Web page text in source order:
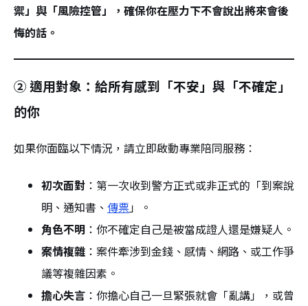
禦」與「風險控管」，確保你在壓力下不會說出將來會後
悔的話。
② 適用對象：給所有感到「不安」與「不確定」
的你
如果你面臨以下情況，請立即啟動專業陪同服務：
初次面對 ：第一次收到警方正式或非正式的「到案說
明、通知書、 傳票」。
角色不明 ：你不確定自己是被當成證人還是嫌疑人。
案情複雜 ：案件牽涉到金錢、感情、網路、或工作爭
議等複雜因素。
擔心失言 ：你擔心自己一旦緊張就會「亂講」，或曾